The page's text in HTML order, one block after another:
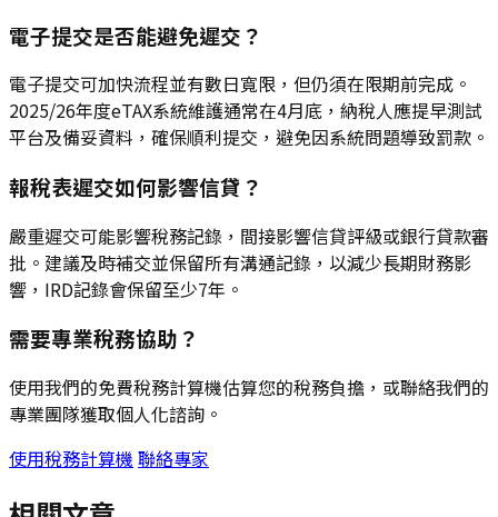
電子提交是否能避免遲交？
電子提交可加快流程並有數日寬限，但仍須在限期前完成。
2025/26年度eTAX系統維護通常在4月底，納稅人應提早測試
平台及備妥資料，確保順利提交，避免因系統問題導致罰款。
報稅表遲交如何影響信貸？
嚴重遲交可能影響稅務記錄，間接影響信貸評級或銀行貸款審
批。建議及時補交並保留所有溝通記錄，以減少長期財務影
響，IRD記錄會保留至少7年。
需要專業稅務協助？
使用我們的免費稅務計算機估算您的稅務負擔，或聯絡我們的
專業團隊獲取個人化諮詢。
使用稅務計算機 聯絡專家